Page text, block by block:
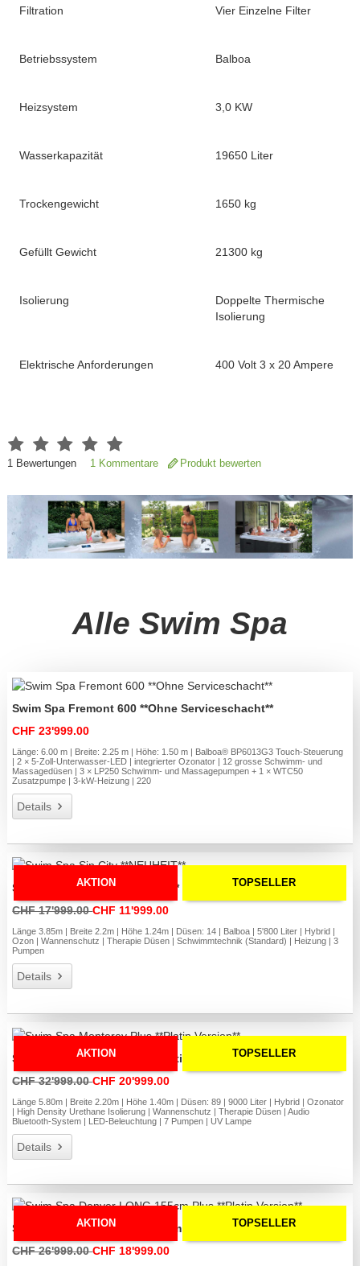
Filtration Vier Einzelne Filter
Betriebssystem Balboa
Heizsystem 3,0 KW
Wasserkapazität 19650 Liter
Trockengewicht 1650 kg
Gefüllt Gewicht 21300 kg
Isolierung
Doppelte Thermische
Isolierung
Elektrische Anforderungen 400 Volt 3 x 20 Ampere
1Bewertungen 1 Kommentare Produkt bewerten
Alle Swim Spa
Swim Spa Fremont 600 **Ohne Serviceschacht**
CHF 23'999.00
Länge: 6.00 m | Breite: 2.25 m | Höhe: 1.50 m | Balboa® BP6013G3 Touch-Steuerung
| 2 × 5-Zoll-Unterwasser-LED | integrierter Ozonator | 12 grosse Schwimm- und
Massagedüsen | 3 × LP250 Schwimm- und Massagepumpen + 1 × WTC50
Zusatzpumpe | 3-kW-Heizung | 220
Details
AKTION TOPSELLER
Swim Spa Sin City **NEUHEIT**
CHF 17'999.00CHF 11'999.00
Länge 3.85m | Breite 2.2m | Höhe 1.24m | Düsen: 14 | Balboa | 5'800 Liter | Hybrid |
Ozon | Wannenschutz | Therapie Düsen | Schwimmtechnik (Standard) | Heizung | 3
Pumpen
Details
AKTION TOPSELLER
Swim Spa Monterey Plus **Platin Version**
CHF 32'999.00CHF 20'999.00
Länge 5.80m | Breite 2.20m | Höhe 1.40m | Düsen: 89 | 9000 Liter | Hybrid | Ozonator
| High Density Urethane Isolierung | Wannenschutz | Therapie Düsen | Audio
Bluetooth-System | LED-Beleuchtung | 7 Pumpen | UV Lampe
Details
AKTION TOPSELLER
Swim Spa Denver LONG 155cm Plus **Platin Version**
CHF 26'999.00CHF 18'999.00